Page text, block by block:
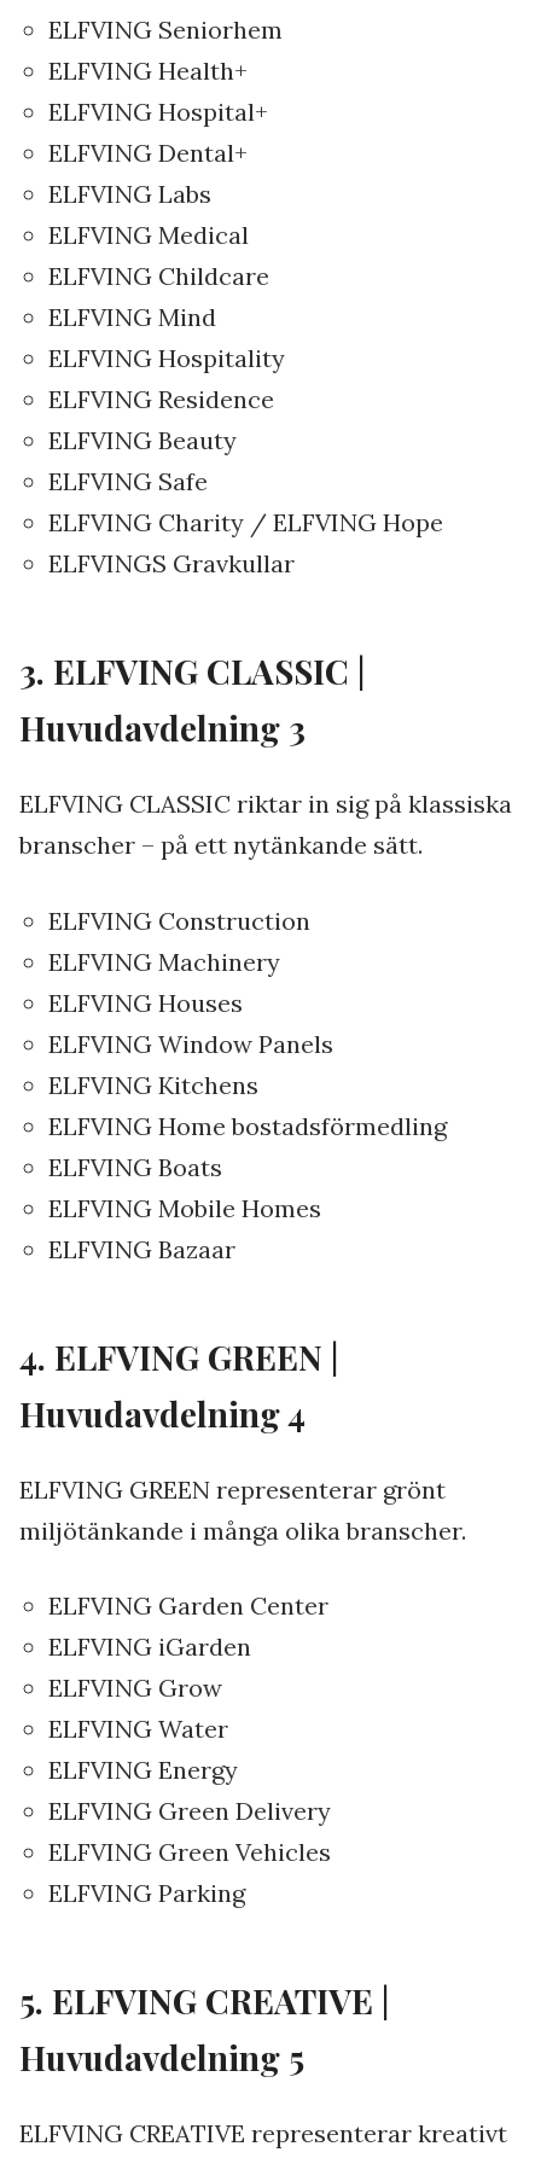
ELFVING Seniorhem
ELFVING Health+
ELFVING Hospital+
ELFVING Dental+
ELFVING Labs
ELFVING Medical
ELFVING Childcare
ELFVING Mind
ELFVING Hospitality
ELFVING Residence
ELFVING Beauty
ELFVING Safe
ELFVING Charity / ELFVING Hope
ELFVINGS Gravkullar
3. ELFVING CLASSIC |
Huvudavdelning 3
ELFVING CLASSIC riktar in sig på klassiska
branscher – på ett nytänkande sätt.
ELFVING Construction
ELFVING Machinery
ELFVING Houses
ELFVING Window Panels
ELFVING Kitchens
ELFVING Home bostadsförmedling
ELFVING Boats
ELFVING Mobile Homes
ELFVING Bazaar
4. ELFVING GREEN |
Huvudavdelning 4
ELFVING GREEN representerar grönt
miljötänkande i många olika branscher.
ELFVING Garden Center
ELFVING iGarden
ELFVING Grow
ELFVING Water
ELFVING Energy
ELFVING Green Delivery
ELFVING Green Vehicles
ELFVING Parking
5. ELFVING CREATIVE |
Huvudavdelning 5
ELFVING CREATIVE representerar kreativt